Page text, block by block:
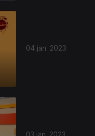
04 jan. 2023
03 jan. 2023